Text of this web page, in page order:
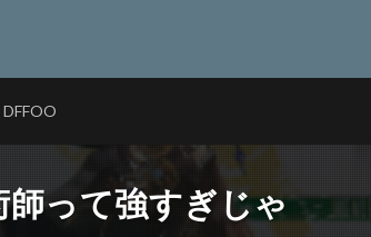
DFFOO
師って強すぎじゃ